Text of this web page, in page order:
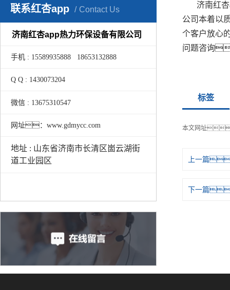
联系红杏app Contact Us
济南红杏app热力环保设备有限公司
手机 : 15589935888 18653132888
Q Q : 1430073204
微信 : 13675310547
网址：www.gdmycc.com
地址 : 山东省济南市长清区崮云湖街
道工业园区
济南红
公司本着
个客户放心
问题咨询
标签
本文网址
上一篇
下一篇